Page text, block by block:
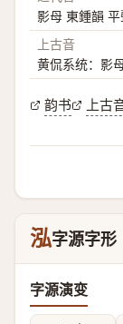
影母 東鍾韻 平
上古音
黄侃系统：影
韵书 上古
泓字源字形
字源演变